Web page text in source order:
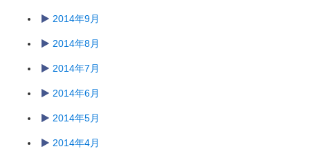
2014年9月
2014年8月
2014年7月
2014年6月
2014年5月
2014年4月